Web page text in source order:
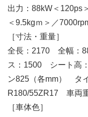
出力：88kW＜120ps
＜9.5kgｍ＞／
［寸法・重量］
全長：2170 全幅：
ス：1500 シート高
ン825（各mm） タ
R180/55ZR17 車両
［車体色］